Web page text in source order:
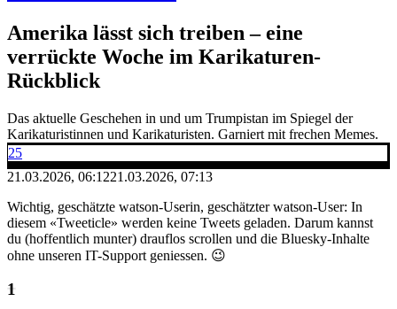
Amerika lässt sich treiben – eine
verrückte Woche im Karikaturen-
Rückblick
Das aktuelle Geschehen in und um Trumpistan im Spiegel der
Karikaturistinnen und Karikaturisten. Garniert mit frechen Memes.
25
21.03.2026, 06:1221.03.2026, 07:13
Wichtig, geschätzte watson-Userin, geschätzter watson-User: In
diesem «Tweeticle» werden keine Tweets geladen. Darum kannst
du (hoffentlich munter) drauflos scrollen und die Bluesky-Inhalte
ohne unseren IT-Support geniessen. 😉